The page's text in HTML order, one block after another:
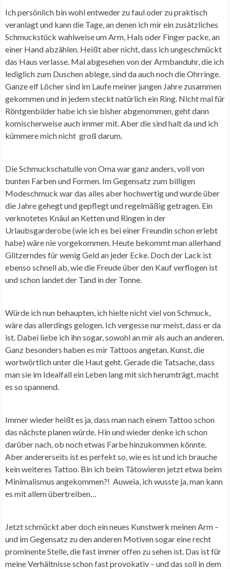
Ich persönlich bin wohl entweder zu faul oder zu praktisch
veranlagt und kann die Tage, an denen ich mir ein zusätzliches
Schmuckstück wahlweise um Arm, Hals oder Finger packe, an
einer Hand abzählen. Heißt aber nicht, dass ich ungeschmückt
das Haus verlasse. Mal abgesehen von der Armbanduhr, die ich
lediglich zum Duschen ablege, sind da auch noch die Ohrringe.
Ganze elf Löcher sind im Laufe meiner jungen Jahre zusammen
gekommen und in jedem steckt natürlich ein Ring. Nicht mal für
Röntgenbilder habe ich sie bisher abgenommen, geht dann
komischerweise auch immer mit. Aber die sind halt da und ich
kümmere mich nicht groß darum.
Die Schmuckschatulle von Oma war ganz anders, voll von
bunten Farben und Formen. Im Gegensatz zum billigen
Modeschmuck war das alles aber hochwertig und wurde über
die Jahre gehegt und gepflegt und regelmäßig getragen. Ein
verknotetes Knäul an Ketten und Ringen in der
Urlaubsgarderobe (wie ich es bei einer Freundin schon erlebt
habe) wäre nie vorgekommen. Heute bekommt man allerhand
Glitzerndes für wenig Geld an jeder Ecke. Doch der Lack ist
ebenso schnell ab, wie die Freude über den Kauf verflogen ist
und schon landet der Tand in der Tonne.
Würde ich nun behaupten, ich hielte nicht viel von Schmuck,
wäre das allerdings gelogen. Ich vergesse nur meist, dass er da
ist. Dabei liebe ich ihn sogar, sowohl an mir als auch an anderen.
Ganz besonders haben es mir Tattoos angetan. Kunst, die
wortwörtlich unter die Haut geht. Gerade die Tatsache, dass
man sie im Idealfall ein Leben lang mit sich herumträgt, macht
es so spannend.
Immer wieder heißt es ja, dass man nach einem Tattoo schon
das nächste planen würde. Hin und wieder denke ich schon
darüber nach, ob noch etwas Farbe hinzukommen könnte.
Aber andererseits ist es perfekt so, wie es ist und ich brauche
kein weiteres Tattoo. Bin ich beim Tätowieren jetzt etwa beim
Minimalismus angekommen?! Auweia, ich wusste ja, man kann
es mit allem übertreiben…
Jetzt schmückt aber doch ein neues Kunstwerk meinen Arm –
und im Gegensatz zu den anderen Motiven sogar eine recht
prominente Stelle, die fast immer offen zu sehen ist. Das ist für
meine Verhältnisse schon fast provokativ – und das soll in dem